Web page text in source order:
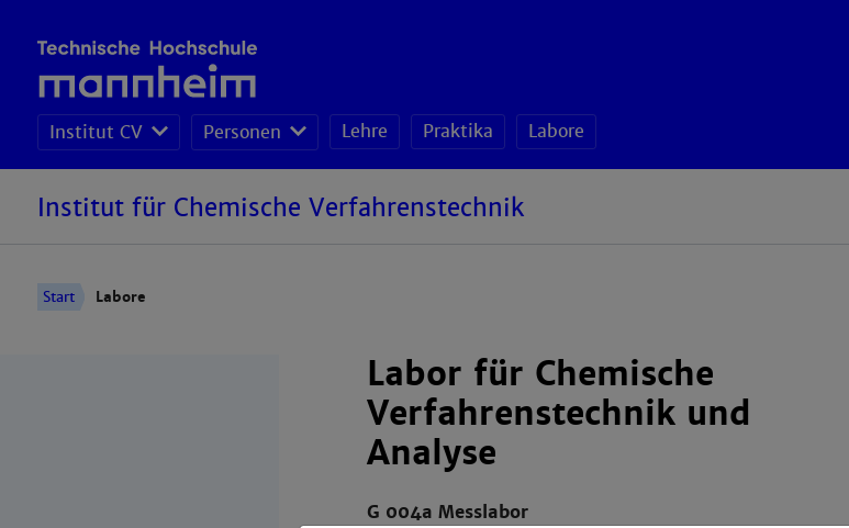
Institut CV Personen Lehre Praktika Labore
Institut für Chemische Verfahrenstechnik
Start Labore
Labor für Chemische
Verfahrenstechnik und
Analyse
G 004a Messlabor